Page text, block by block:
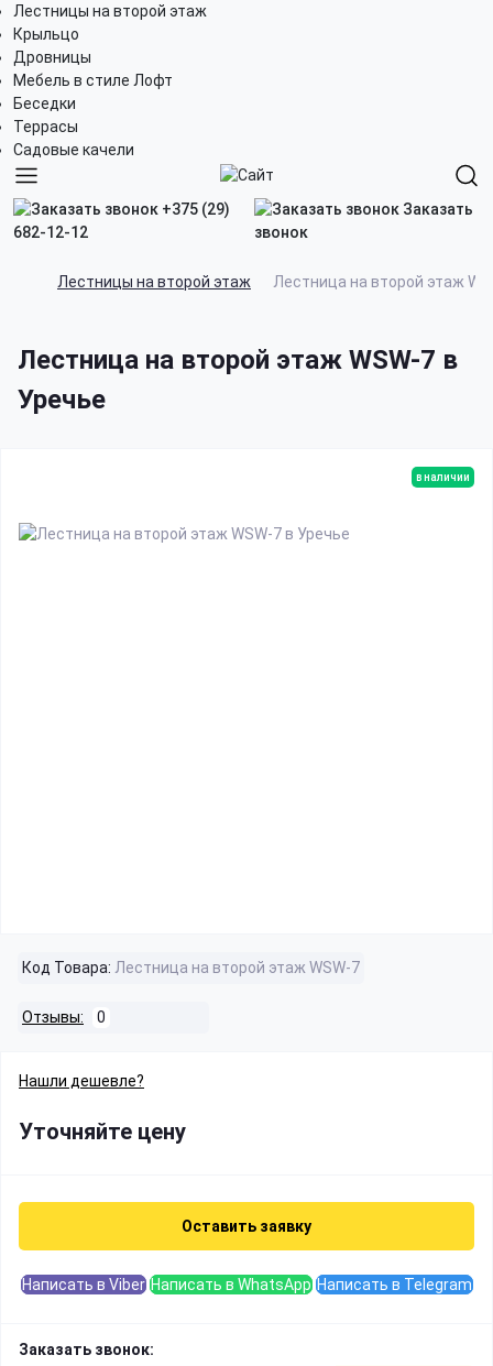
Лестницы на второй этаж
Крыльцо
Дровницы
Мебель в стиле Лофт
Беседки
Террасы
Садовые качели
+375 (29)
682-12-12
Заказать
звонок
Лестницы на второй этаж Лестница на второй этаж
Лестница на второй этаж WSW-7 в
Уречье
в наличии
Код Товара: Лестница на второй этаж WSW-7
Отзывы: 0
Нашли дешевле?
Уточняйте цену
Оставить заявку
Написать в Viber Написать в WhatsApp Написать в Telegram
Заказать звонок: